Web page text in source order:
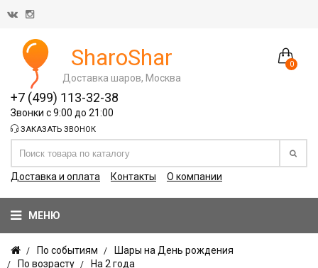
0
SharoShar
Доставка шаров, Москва
+7 (499) 113-32-38
Звонки с 9:00 до 21:00
ЗАКАЗАТЬ ЗВОНОК
Доставка и оплата Контакты О компании
МЕНЮ
По событиям
Шары на День рождения
По возрасту
На 2 года